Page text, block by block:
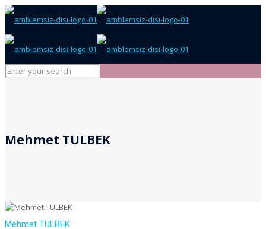
Mehmet TULBEK
Mehmet TULBEK